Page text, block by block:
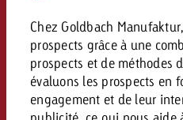
Chez Goldbach
prospects grâce à une
prospects et de méthodes
évaluons les prospects en
engagement et de leur